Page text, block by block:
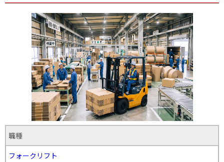
職種
フォークリフト